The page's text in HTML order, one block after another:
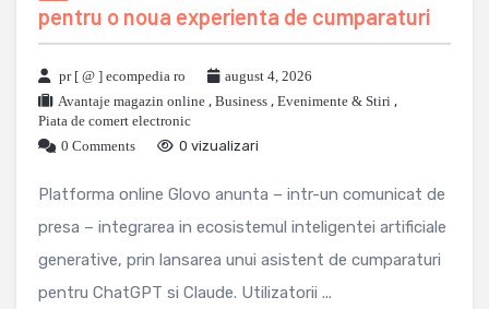
pentru o noua experienta de cumparaturi
pr [ @ ] ecompedia ro
august 4, 2026
Avantaje magazin online , Business , Evenimente & Stiri ,
Piata de comert electronic
0 Comments
0 vizualizari
Platforma online Glovo anunta – intr-un comunicat de
presa – integrarea in ecosistemul inteligentei artificiale
generative, prin lansarea unui asistent de cumparaturi
pentru ChatGPT si Claude. Utilizatorii ...